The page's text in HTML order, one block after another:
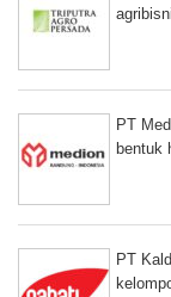
PT
bentuk
PT